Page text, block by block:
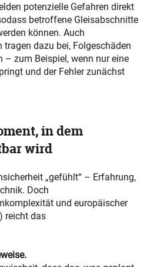
potenzielle Gefahren direkt
betroffene Gleisabschnitte
können. Auch
tragen dazu bei, Folgeschäden
– zum Beispiel, wenn nur eine
und der Fehler zunächst
in dem
wird
„gefühlt“ – Erfahrung,
Doch
und europäischer
reicht das